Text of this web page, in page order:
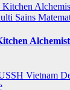
Sains
Alchemist